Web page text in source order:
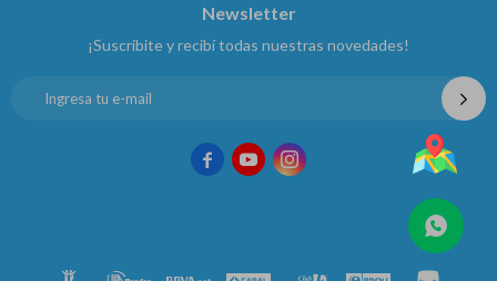
Newsletter
¡Suscribite y recibí todas nuestras novedades!
  